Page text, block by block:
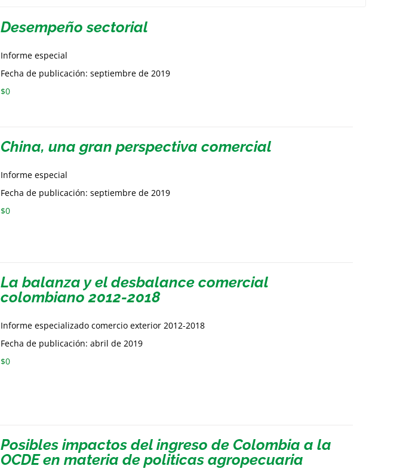
Desempeño sectorial
Informe especial
Fecha de publicación: septiembre de 2019
$0
China, una gran perspectiva comercial
Informe especial
Fecha de publicación: septiembre de 2019
$0
La balanza y el desbalance comercial
colombiano 2012-2018
Informe especializado comercio exterior 2012-2018
Fecha de publicación: abril de 2019
$0
Posibles impactos del ingreso de Colombia a la
OCDE en materia de politicas agropecuaria